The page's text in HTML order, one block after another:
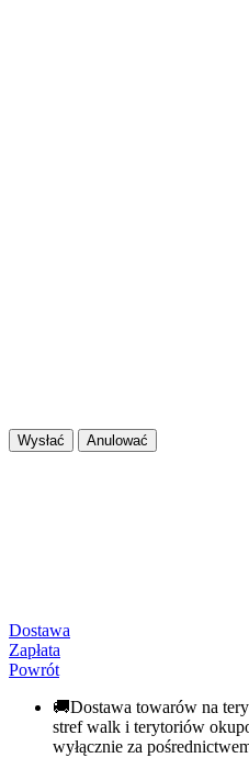
Wysłać Anulować
Dostawa
Zapłata
Powrót
🚚Dostawa towarów na
stref walk i terytoriów
wyłącznie za